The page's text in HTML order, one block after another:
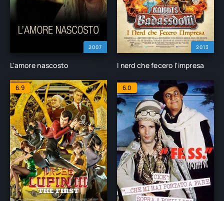
2007
L'amore nascosto
2013
I nerd che fecero l'impresa
6.9 6.0